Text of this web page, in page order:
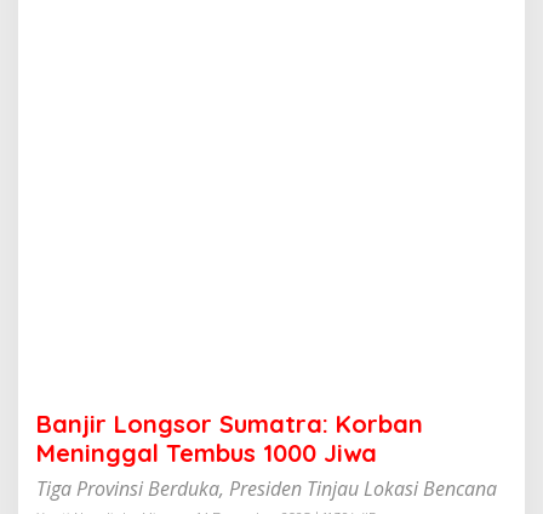
n
i
n
g
g
Banjir Longsor Sumatra: Korban
Meninggal Tembus 1000 Jiwa
Tiga Provinsi Berduka, Presiden Tinjau Lokasi Bencana